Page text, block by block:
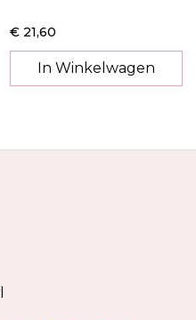
€ 21,60
In Winkelwagen